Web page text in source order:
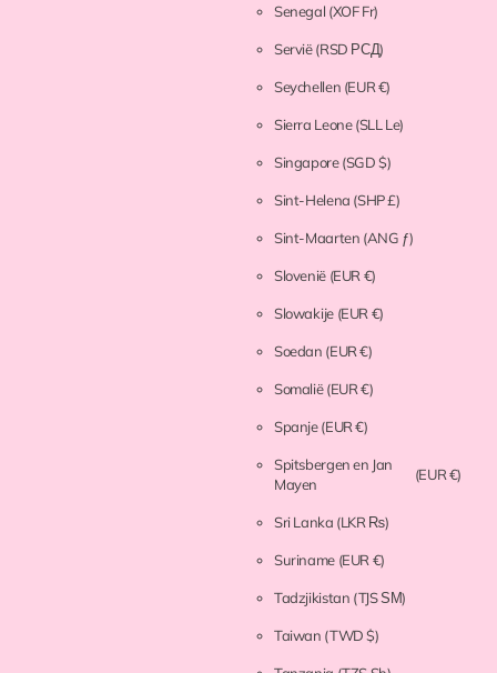
Senegal (XOF Fr)
Servië(RSD РСД)
Seychellen (EUR €)
Sierra Leone(SLL Le)
Singapore(SGD $)
Sint-Helena (SHP £)
Sint-Maarten (ANG ƒ)
Slovenië (EUR €)
Slowakije (EUR €)
Soedan (EUR €)
Somalië(EUR €)
Spanje(EUR €)
Spitsbergen en Jan
Mayen
(EUR €)
Sri Lanka (LKR ₨)
Suriname (EUR €)
Tadzjikistan (TJS ЅМ)
Taiwan (TWD $)